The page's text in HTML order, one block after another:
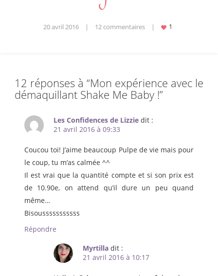
20 avril 2016 | 12 commentaires |
12 réponses à “Mon expérience avec le
démaquillant Shake Me Baby !”
Les Confidences de Lizzie dit :
21 avril 2016 à 09:33
Coucou toi! J’aime beaucoup Pulpe de vie mais pour
le coup, tu m’as calmée ^^
Il est vrai que la quantité compte et si son prix est
de 10.90e, on attend qu’il dure un peu quand
même…
Bisousssssssssss
Répondre
Myrtilla dit :
21 avril 2016 à 10:17